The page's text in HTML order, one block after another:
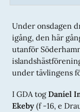
Under onsdagen
igång, den här
utanför
under tävlingens
I GDA tog Daníel
Ekeby (f -16, e